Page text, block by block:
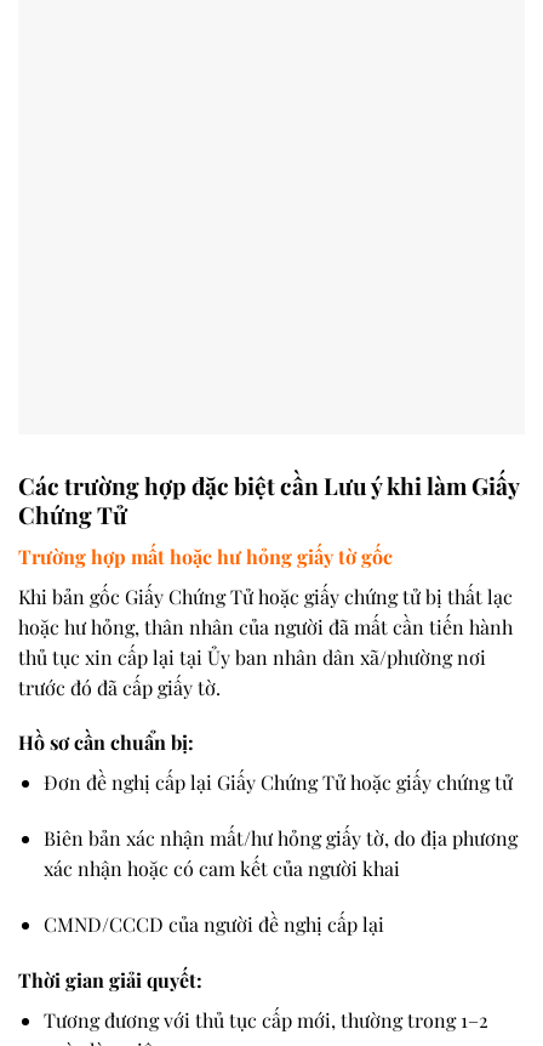
Các trường hợp đặc biệt cần Lưu ý khi làm Giấy
Chứng Tử
Trường hợp mất hoặc hư hỏng giấy tờ gốc
Khi bản gốc Giấy Chứng Tử hoặc giấy chứng tử bị thất lạc
hoặc hư hỏng, thân nhân của người đã mất cần tiến hành
thủ tục xin cấp lại tại Ủy ban nhân dân xã/phườngnơi
trước đó đã cấp giấy tờ.
Hồ sơ cần chuẩn bị:
Đơn đề nghị cấp lại Giấy Chứng Tử hoặc giấy chứng tử
Biên bản xác nhận mất/hư hỏnggiấy tờ, do địa phương
xác nhận hoặc có cam kết của người khai
CMND/CCCD của người đề nghị cấp lại
Thời gian giải quyết:
Tương đương với thủ tục cấp mới, thường trong1–2